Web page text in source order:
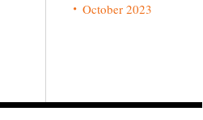
October 2023